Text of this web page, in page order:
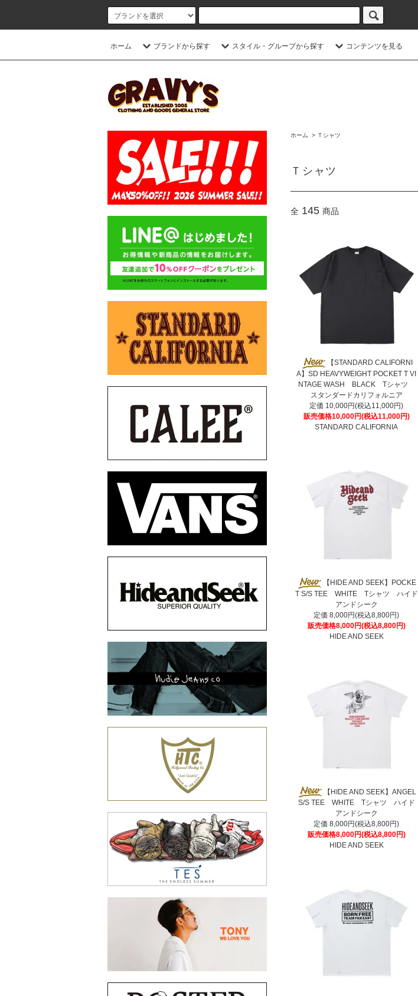
ホーム ブランドから探す スタイル・グループから探す コンテンツを見る
ホーム > Ｔシャツ
Ｔシャツ
全 145 商品
【STANDARD CALIFORNI
A】SD HEAVYWEIGHT POCKET T VI
NTAGE WASH BLACK Tシャツ
スタンダードカリフォルニア
定価 10,000円(税込11,000円)
販売価格10,000円(税込11,000円)
STANDARD CALIFORNIA
【HIDE AND SEEK】POCKE
T S/S TEE WHITE Tシャツ ハイド
アンドシーク
定価 8,000円(税込8,800円)
販売価格8,000円(税込8,800円)
HIDE AND SEEK
【HIDE AND SEEK】ANGEL
S/S TEE WHITE Tシャツ ハイド
アンドシーク
定価 8,000円(税込8,800円)
販売価格8,000円(税込8,800円)
HIDE AND SEEK